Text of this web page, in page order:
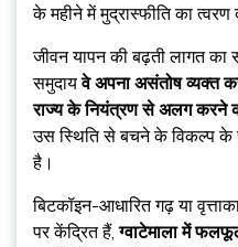
के महीने में मुद्रास्फीति का त्वरण
जीवन यापन की बढ़ती लागत का
समुदायवे अपना असंतोष व्यक्त
राज्य के नियंत्रण से अलग करने
उस स्थिति से बचने के विकल्प के
है।
बिटकॉइन-आधारित गढ़ या
पर केंद्रित हैं,ग्वाटेमाला में